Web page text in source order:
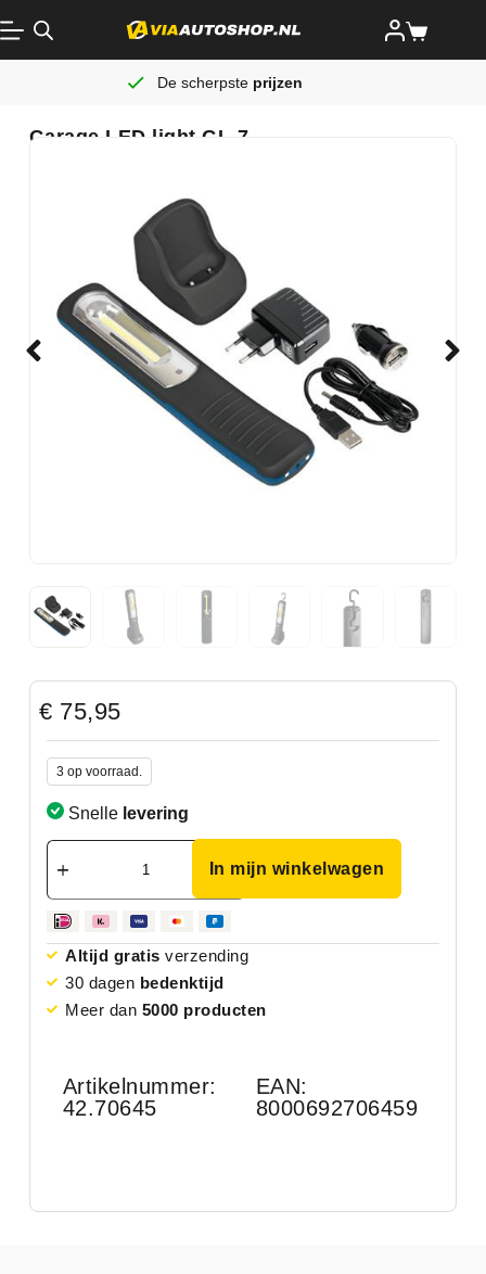
De scherpste prijzen
Garage LED light GL-7
€ 75,95
3 op voorraad.
Snelle levering
In mijn winkelwagen
Altijd gratis verzending
30 dagen bedenktijd
Meer dan 5000 producten
Artikelnummer:
42.70645
EAN:
8000692706459